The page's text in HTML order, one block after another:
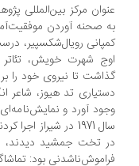
مرکز بین‌المللی پژوهش
صحنه آوردن موفقیت‌آمیز
رویال‌شکسپیر، درست
شهرت خویش، تئاتر تجاری
تا نیروی خود را بر یک
تد هیوز، شاعر
آورد و نمایش‌نامه‌ای به
سال 1971 در شیراز اجرا
تخت‌ جمشید دیدند، مثل
بود: تماشاگری که